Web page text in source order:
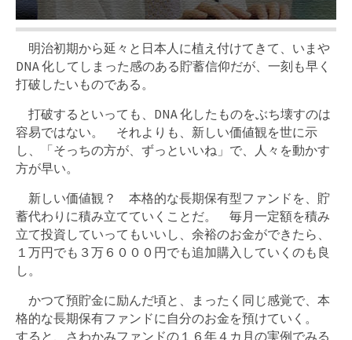
明治初期から延々と日本人に植え付けてきて、いまや
DNA 化してしまった感のある貯蓄信仰だが、一刻も早く
打破したいものである。
打破するといっても、DNA 化したものをぶち壊すのは
容易ではない。 それよりも、新しい価値観を世に示
し、「そっちの方が、ずっといいね」で、人々を動かす
方が早い。
新しい価値観？ 本格的な長期保有型ファンドを、貯
蓄代わりに積み立てていくことだ。 毎月一定額を積み
立て投資していってもいいし、余裕のお金ができたら、
１万円でも３万６０００円でも追加購入していくのも良
し。
かつて預貯金に励んだ頃と、まったく同じ感覚で、本
格的な長期保有ファンドに自分のお金を預けていく。
すると、さわかみファンドの１６年４カ月の実例でみる